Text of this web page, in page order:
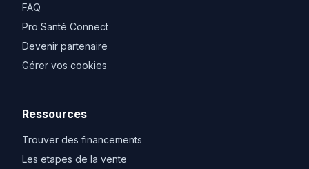
FAQ
Pro Santé Connect
Devenir partenaire
Gérer vos cookies
Ressources
Trouver des financements
Les etapes de la vente